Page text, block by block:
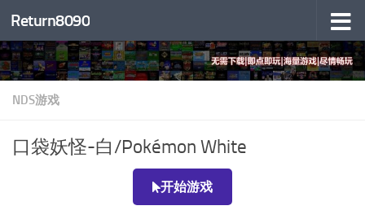
跳至内容
Return8090
NDS游戏
口袋妖怪-白/Pokémon White
开始游戏